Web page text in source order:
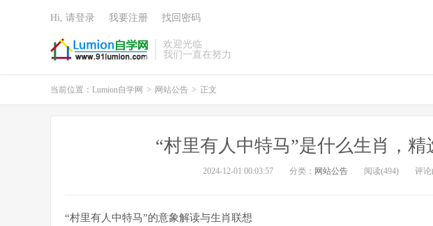
欢迎光临
我们一直在努力
Hi, 请登录 我要注册 找回密码
当前位置： Lumion自学网 > 网站公告 > 正文
“村里有人中特马”是什么生肖，精
2024-12-01 00:03:57 分类： 网站公告 阅读(494) 评论
“村里有人中特马”的意象解读与生肖联想